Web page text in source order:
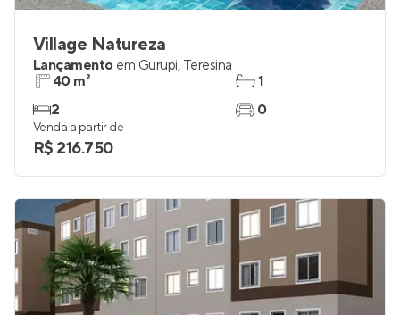
Village Natureza
Lançamento em Gurupi, Teresina
40 m²
2
1
0
Venda a partir de
R$ 216.750